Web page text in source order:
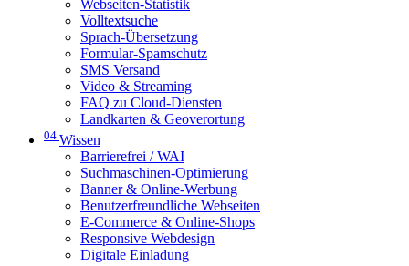
Webseiten-Statistik
Volltextsuche
Sprach-Übersetzung
Formular-Spamschutz
SMS Versand
Video & Streaming
FAQ zu Cloud-Diensten
Landkarten & Geoverortung
04 Wissen
Barrierefrei / WAI
Suchmaschinen-Optimierung
Banner & Online-Werbung
Benutzerfreundliche Webseiten
E-Commerce & Online-Shops
Responsive Webdesign
Digitale Einladung